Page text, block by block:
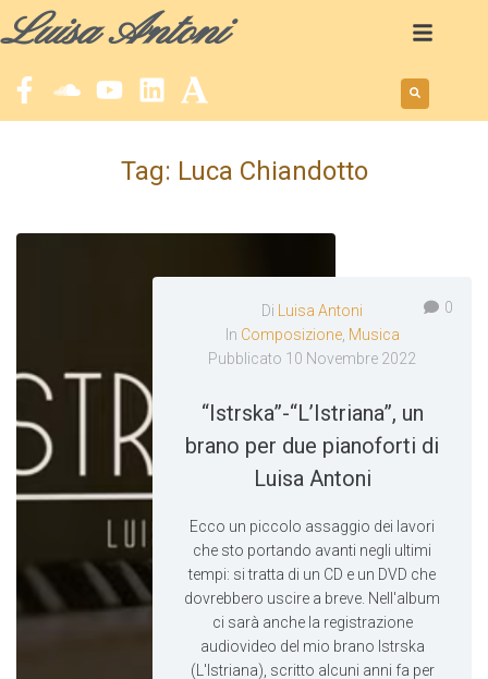
Luisa Antoni
Tag: Luca Chiandotto
0
Di
Luisa Antoni
In Composizione, Musica
Pubblicato 10 Novembre 2022
“Istrska”-“L’Istriana”, un
brano per due pianoforti di
Luisa Antoni
Ecco un piccolo assaggio dei lavori
che sto portando avanti negli ultimi
tempi: si tratta di un CD e un DVD che
dovrebbero uscire a breve. Nell'album
ci sarà anche la registrazione
audiovideo del mio brano Istrska
(L'Istriana), scritto alcuni anni fa per